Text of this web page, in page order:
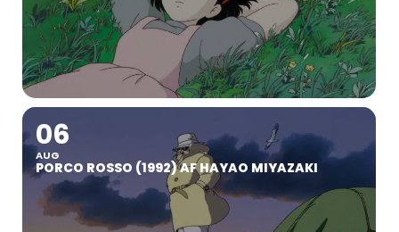
06
AUG
PORCO ROSSO (1992) AF HAYAO MIYAZAKI